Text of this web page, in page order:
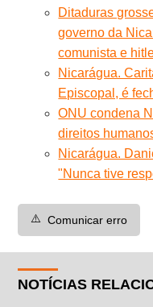
Ditaduras
governo da
comunista e
Nicarágua.
Episcopal, é
ONU condena
direitos
Nicarágua.
"Nunca tive
⚠️ Comunicar erro
NOTÍCIAS